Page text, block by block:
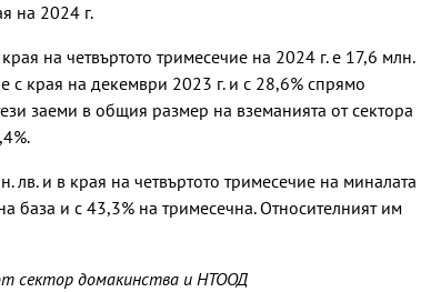
на 2024 г.
на четвъртото тримесечие на 2024 г. е 17,6 млн.
с края на декември 2023 г. и с 28,6% спрямо
заеми в общия размер на вземанията от сектора
и в края на четвъртото тримесечие на миналата
база и с 43,3% на тримесечна. Относителният им
сектор домакинства и НТООД